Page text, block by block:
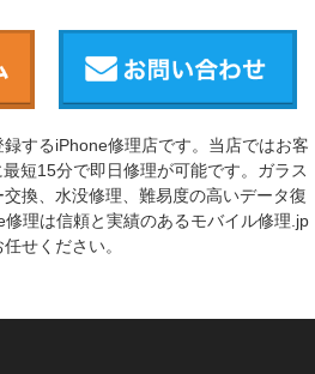
するiPhone修理店です。当店ではお客
短15分で即日修理が可能です。ガラス
換、水没修理、難易度の高いデータ復
修理は信頼と実績のあるモバイル修理.jp
任せください。